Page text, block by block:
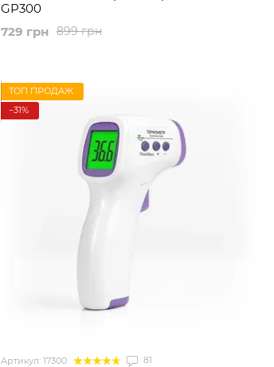
GP300
899 грн
729 грн
ТОП ПРОДАЖ
−31%
Артикул: 17300 81